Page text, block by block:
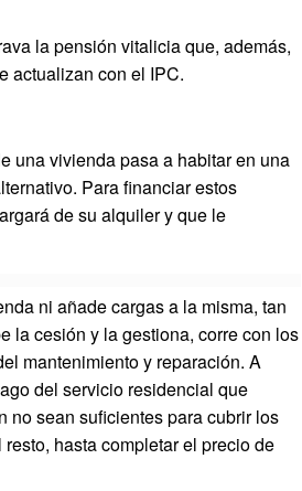
la pensión vitalicia que, además,
actualizan con el IPC.
una vivienda pasa a habitar en una
Para financiar estos
de su alquiler y que le
ni añade cargas a la misma, tan
la cesión y la gestiona, corre con los
mantenimiento y reparación. A
del servicio residencial que
no sean suficientes para cubrir los
hasta completar el precio de